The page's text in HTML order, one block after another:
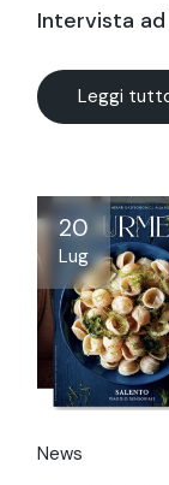
Intervista ad
Leggi
20
Lug
News